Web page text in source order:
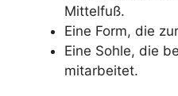
Mittelfuß.
Eine Form, die
Eine Sohle, die
mitarbeitet.